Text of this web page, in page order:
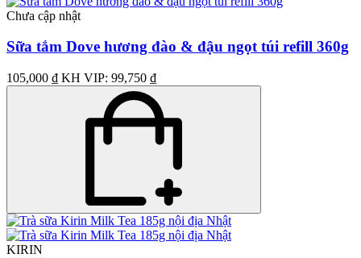
Chưa cập nhật
Sữa tắm Dove hương đào & đậu ngọt túi refill 360g
105,000 ₫ KH VIP: 99,750 ₫
KIRIN